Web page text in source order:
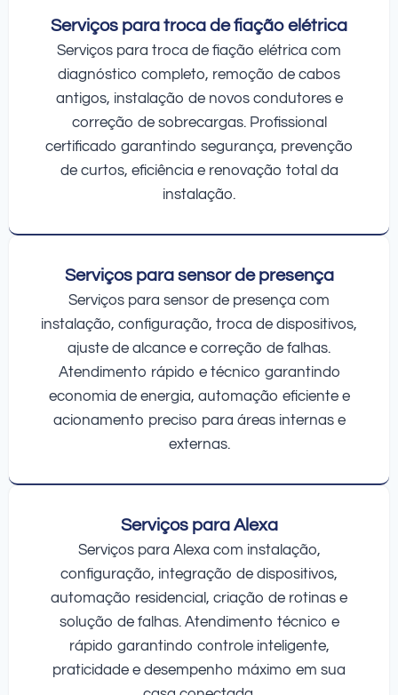
Serviços para troca de fiação elétrica
Serviços para troca de fiação elétrica com
diagnóstico completo, remoção de cabos
antigos, instalação de novos condutores e
correção de sobrecargas. Profissional
certificado garantindo segurança, prevenção
de curtos, eficiência e renovação total da
instalação.
Serviços para sensor de presença
Serviços para sensor de presença com
instalação, configuração, troca de dispositivos,
ajuste de alcance e correção de falhas.
Atendimento rápido e técnico garantindo
economia de energia, automação eficiente e
acionamento preciso para áreas internas e
externas.
Serviços para Alexa
Serviços para Alexa com instalação,
configuração, integração de dispositivos,
automação residencial, criação de rotinas e
solução de falhas. Atendimento técnico e
rápido garantindo controle inteligente,
praticidade e desempenho máximo em sua